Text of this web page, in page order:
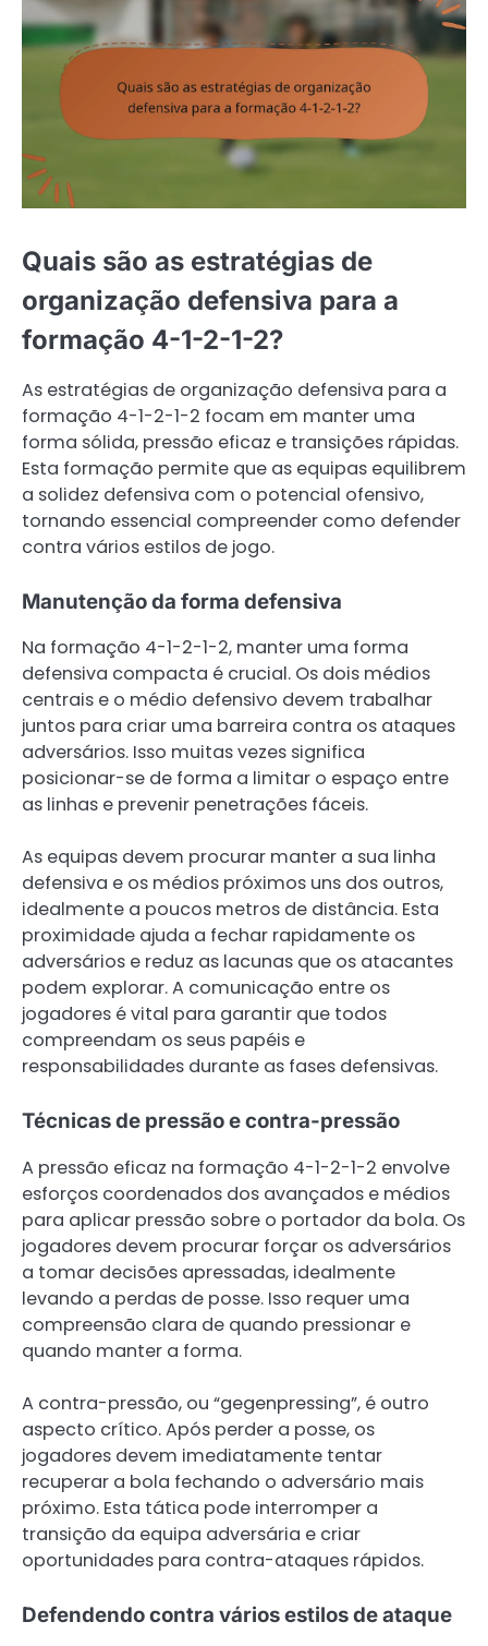
Quais são as estratégias de
organização defensiva para a
formação 4-1-2-1-2?
As estratégias de organização defensiva para a
formação 4-1-2-1-2 focam em manter uma
forma sólida, pressão eficaz e transições rápidas.
Esta formação permite que as equipas equilibrem
a solidez defensiva com o potencial ofensivo,
tornando essencial compreender como defender
contra vários estilos de jogo.
Manutenção da forma defensiva
Na formação 4-1-2-1-2, manter uma forma
defensiva compacta é crucial. Os dois médios
centrais e o médio defensivo devem trabalhar
juntos para criar uma barreira contra os ataques
adversários. Isso muitas vezes significa
posicionar-se de forma a limitar o espaço entre
as linhas e prevenir penetrações fáceis.
As equipas devem procurar manter a sua linha
defensiva e os médios próximos uns dos outros,
idealmente a poucos metros de distância. Esta
proximidade ajuda a fechar rapidamente os
adversários e reduz as lacunas que os atacantes
podem explorar. A comunicação entre os
jogadores é vital para garantir que todos
compreendam os seus papéis e
responsabilidades durante as fases defensivas.
Técnicas de pressão e contra-pressão
A pressão eficaz na formação 4-1-2-1-2 envolve
esforços coordenados dos avançados e médios
para aplicar pressão sobre o portador da bola. Os
jogadores devem procurar forçar os adversários
a tomar decisões apressadas, idealmente
levando a perdas de posse. Isso requer uma
compreensão clara de quando pressionar e
quando manter a forma.
A contra-pressão, ou “gegenpressing”, é outro
aspecto crítico. Após perder a posse, os
jogadores devem imediatamente tentar
recuperar a bola fechando o adversário mais
próximo. Esta tática pode interromper a
transição da equipa adversária e criar
oportunidades para contra-ataques rápidos.
Defendendo contra vários estilos de ataque